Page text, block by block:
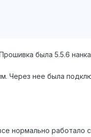
была 5.5.6
Через нее была
нормально работало